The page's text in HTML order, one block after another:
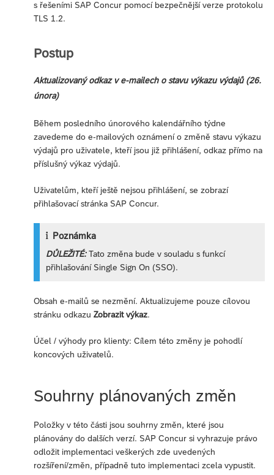
s řešeními SAP Concur pomocí bezpečnější verze protokolu
TLS 1.2.
Postup
Aktualizovaný odkaz v e-mailech o stavu výkazu výdajů (26.
února)
Během posledního únorového kalendářního týdne
zavedeme do e-mailových oznámení o změně stavu výkazu
výdajů pro uživatele, kteří jsou již přihlášení, odkaz přímo na
příslušný výkaz výdajů.
Uživatelům, kteří ještě nejsou přihlášení, se zobrazí
přihlašovací stránka SAP Concur.
Poznámka
DŮLEŽITÉ:Tato změna bude v souladu s funkcí
přihlašování Single Sign On (SSO).
Obsah e-mailů se nezmění. Aktualizujeme pouze cílovou
stránku odkazu Zobrazit výkaz.
Účel / výhody pro klienty: Cílem této změny je pohodlí
koncových uživatelů.
Souhrny plánovaných změn
Položky v této části jsou souhrny změn, které jsou
plánovány do dalších verzí. SAP Concur si vyhrazuje právo
odložit implementaci veškerých zde uvedených
rozšíření/změn, případně tuto implementaci zcela vypustit.